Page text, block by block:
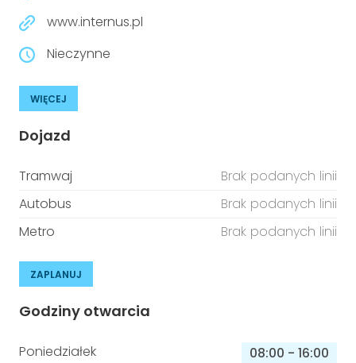
www.internus.pl
Nieczynne
WIĘCEJ
Dojazd
Tramwaj
Brak podanych linii
Autobus
Brak podanych linii
Metro
Brak podanych linii
ZAPLANUJ
Godziny otwarcia
Poniedziałek 08:00 - 16:00